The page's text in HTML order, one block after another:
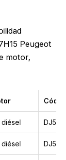
Peugeot
motor,
diésel DJ5T
diésel DJ5